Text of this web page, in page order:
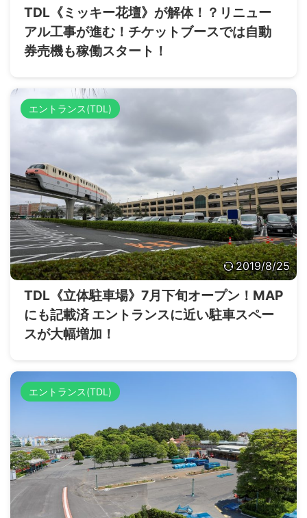
TDL《ミッキー花壇》が解体！？リニュー
アル工事が進む！チケットブースでは自動
券売機も稼働スタート！
エントランス(TDL)
2019/8/25
TDL《立体駐車場》7月下旬オープン！MAP
にも記載済 エントランスに近い駐車スペー
スが大幅増加！
エントランス(TDL)